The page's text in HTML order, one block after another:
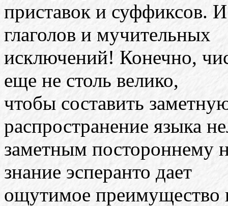
приставок и суффиксов.
глаголов и мучительных
исключений! Конечно,
еще не столь велико,
чтобы составить
распространение языка
заметным постороннему
знание эсперанто дает
ощутимое преимущество